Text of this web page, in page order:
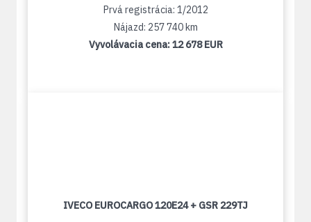
Prvá registrácia: 1/2012
Nájazd: 257 740 km
Vyvolávacia cena:12 678 EUR
IVECO EUROCARGO 120E24 + GSR 229TJ